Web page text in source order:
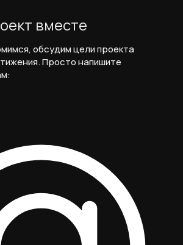
вместе
обсудим цели проекта
Просто напишите